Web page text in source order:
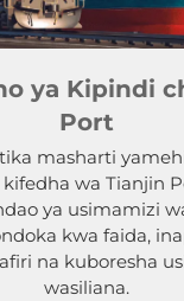
ya Kipindi
Port
masharti
wa Tianjin
ya usimamizi
kwa faida,
na kuboresha
wasiliana.